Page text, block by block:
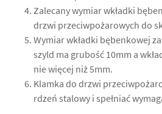
Zalecany wymiar wkładki
drzwi przeciwpożarowych do
Wymiar wkładki bębenkowej
szyld ma grubość 10mm a
nie więcej niż 5mm.
Klamka do drzwi
rdzeń stalowy i spełniać